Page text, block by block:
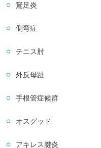
鵞足炎
側弯症
テニス肘
外反母趾
手根管症候群
オスグッド
アキレス腱炎